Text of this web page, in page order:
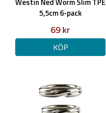
5,5cm 6-pack
69 kr
KÖP